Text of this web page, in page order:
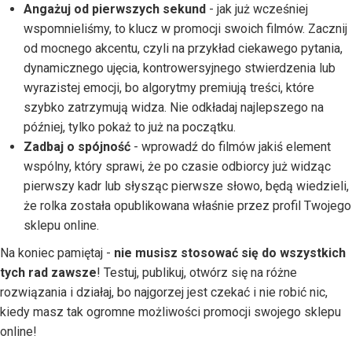
Angażuj od pierwszych sekund - jak już wcześniej
wspomnieliśmy, to klucz w promocji swoich filmów. Zacznij
od mocnego akcentu, czyli na przykład ciekawego pytania,
dynamicznego ujęcia, kontrowersyjnego stwierdzenia lub
wyrazistej emocji, bo algorytmy premiują treści, które
szybko zatrzymują widza. Nie odkładaj najlepszego na
później, tylko pokaż to już na początku.
Zadbaj o spójność - wprowadź do filmów jakiś element
wspólny, który sprawi, że po czasie odbiorcy już widząc
pierwszy kadr lub słysząc pierwsze słowo, będą wiedzieli,
że rolka została opublikowana właśnie przez profil Twojego
sklepu online.
Na koniec pamiętaj - nie musisz stosować się do wszystkich
tych rad zawsze! Testuj, publikuj, otwórz się na różne
rozwiązania i działaj, bo najgorzej jest czekać i nie robić nic,
kiedy masz tak ogromne możliwości promocji swojego sklepu
online!